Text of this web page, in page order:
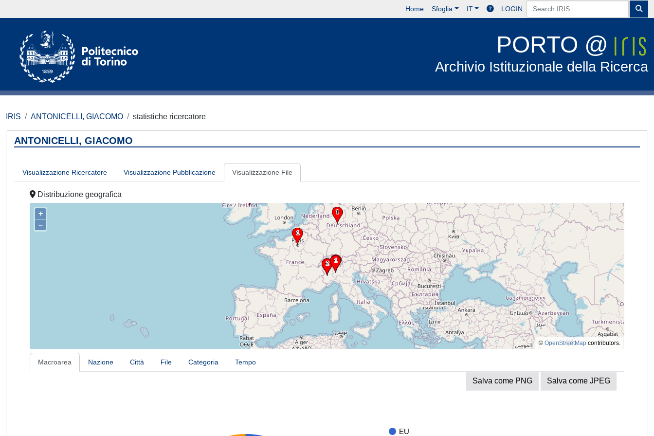
Home Sfoglia IT LOGIN
PORTO @
Archivio Istituzionale della Ricerca
IRIS ANTONICELLI, GIACOMO statistiche ricercatore
ANTONICELLI, GIACOMO
Visualizzazione Ricercatore Visualizzazione Pubblicazione Visualizzazione File
Distribuzione geografica
+
–
© OpenStreetMap contributors.
Macroarea Nazione Città File Categoria Tempo
Salva come PNG Salva come JPEG
EU